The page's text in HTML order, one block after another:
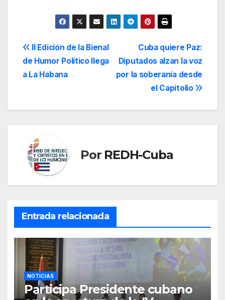
Navegación
de
Cuba quiere Paz:
Diputados alzan la voz
por la soberanía desde
el Capitolio
II Edición de la Bienal
de Humor Político llega
a La Habana
Por REDH-Cuba
Entrada relacionada
NOTICIAS
Participa Presidente cubano